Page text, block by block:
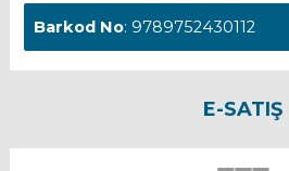
Barkod No: 9789752430112
E-SATIŞ